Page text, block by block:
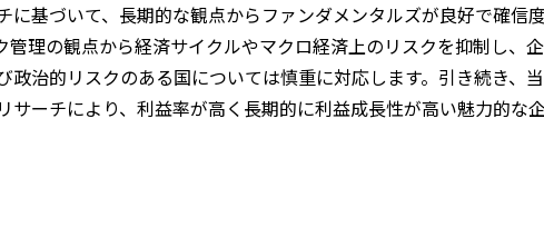
に基づいて、長期的な観点からファンダメンタルズが良好で確信
理の観点から経済サイクルやマクロ経済上のリスクを抑制し、
治的リスクのある国については慎重に対応します。引き続き、
サーチにより、利益率が高く長期的に利益成長性が高い魅力的な